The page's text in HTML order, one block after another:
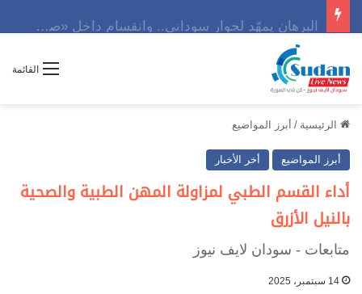
القائمة
الرئيسية / أبرز المواضيع
أبرز المواضيع أخر الأخبار
أداء القسم الطبي لمزاولة المهن الطبية والصحية
بالنيل الأزرق
متابعات - سودان لايف نيوز
14 سبتمبر، 2025